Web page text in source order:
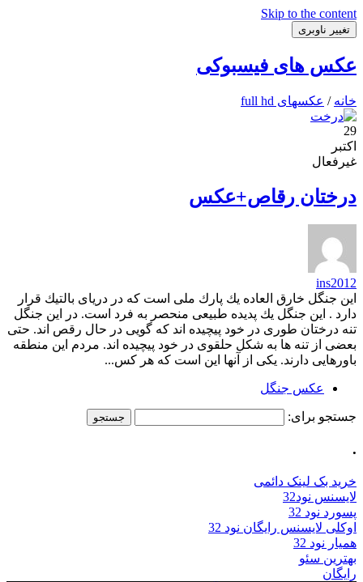
Skip to the content
تغییر ناوبری
عکس های فیسبوکی
خانه / عکسهای full hd
29
اکتبر
غیرفعال
درختان رقاص+عکس
ins2012
این جنگل خارق العاده یك پارك ملی است كه در دریای بالتیك قرار
دارد . این جنگل یك پدیده طبیعی منحصر به فرد است. در این جنگل
تنه درختان طوری در خود پیچیده اند كه گویی در حال رقص اند. حتی
بعضی از تنه ها به شكل حلقوی در خود پیچیده اند. مردم این منطقه
باورهایی دارند. یكی از آنها این است كه هر كس...
عکس جنگل
جستجو برای:
.
خرید بک لینک دائمی
لایسنس نود32
پسورد نود 32
اوکلی لایسنس رایگان نود 32
همیار نود 32
بهترین سئو
رایگان